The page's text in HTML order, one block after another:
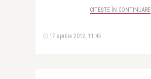
CITEȘTE ÎN CONTINUARE
17 aprilie 2012, 11:45